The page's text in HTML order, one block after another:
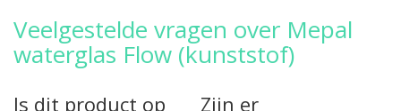
Veelgestelde vragen over Mepal
waterglas Flow (kunststof)
Is dit product op
Zijn er